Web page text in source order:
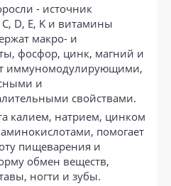
- источник
D, E, K и витамины
макро- и
фосфор, цинк, магний и
иммуномодулирующими,
и
свойствами.
калием, натрием, цинком
помогает
пищеварения и
обмен веществ,
ногти и зубы.